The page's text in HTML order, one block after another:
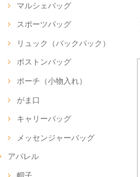
マルシェバッグ
スポーツバッグ
リュック（バックパック）
ボストンバッグ
ポーチ（小物入れ）
がま口
キャリーバッグ
メッセンジャーバッグ
アパレル